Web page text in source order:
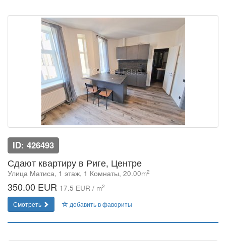
ID: 426493
Сдают квартиру в Риге, Центре
Улица Матиса, 1 этаж, 1 Комнаты, 20.00m2
350.00 EUR 17.5 EUR / m2
Смотреть добавить в фавориты